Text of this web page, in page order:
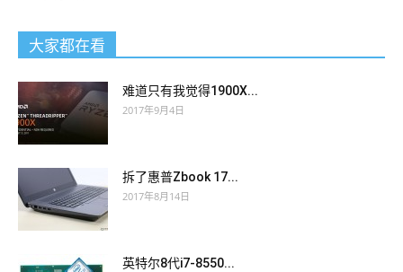
大家都在看
难道只有我觉得1900X...
2017年9月4日
拆了惠普Zbook 17...
2017年8月14日
英特尔8代i7-8550...